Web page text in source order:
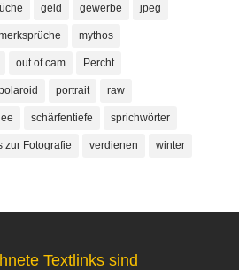
geld gewerbe jpeg
mythos
out of cam Percht
portrait raw
schärfentiefe sprichwörter
zur Fotografie verdienen winter
Textlinks sind